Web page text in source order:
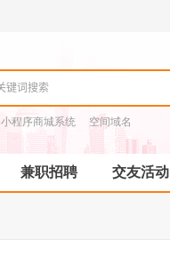
小程序商城系统 空间域名
兼职招聘 交友活动